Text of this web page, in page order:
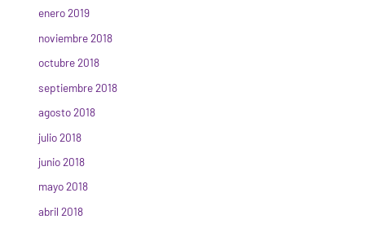
enero 2019
noviembre 2018
octubre 2018
septiembre 2018
agosto 2018
julio 2018
junio 2018
mayo 2018
abril 2018